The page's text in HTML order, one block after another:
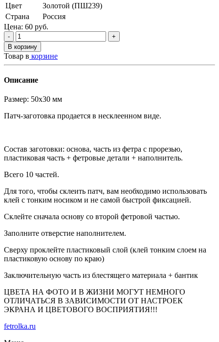
Цвет
Золотой (ПШ239)
Страна
Россия
Цена: 60 руб.
-
+
В корзину
Товар в корзине
Описание
Размер: 50х30 мм
Патч-заготовка продается в несклеенном виде.
Состав заготовки: основа, часть из фетра с прорезью,
пластиковая часть + фетровые детали + наполнитель.
Всего 10 частей.
Для того, чтобы склеить патч, вам необходимо использовать
клей с тонким носиком и не самой быстрой фиксацией.
Склейте сначала основу со второй фетровой частью.
Заполните отверстие наполнителем.
Сверху проклейте пластиковый слой (клей тонким слоем на
пластиковую основу по краю)
Заключительную часть из блестящего материала + бантик
ЦВЕТА НА ФОТО И В ЖИЗНИ МОГУТ НЕМНОГО
ОТЛИЧАТЬСЯ В ЗАВИСИМОСТИ ОТ НАСТРОЕК
ЭКРАНА И ЦВЕТОВОГО ВОСПРИЯТИЯ!!!
fetrolka.ru